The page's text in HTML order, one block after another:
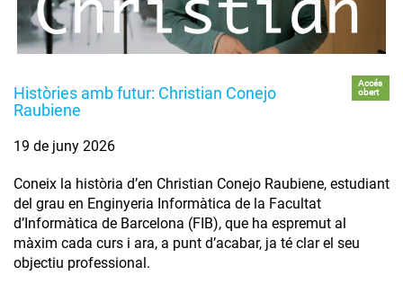
Històries amb futur: Christian Conejo
Raubiene
Accés
obert
19 de juny 2026
Coneix la història d’en Christian Conejo Raubiene, estudiant
del grau en Enginyeria Informàtica de la Facultat
d’Informàtica de Barcelona (FIB), que ha espremut al
màxim cada curs i ara, a punt d’acabar, ja té clar el seu
objectiu professional.